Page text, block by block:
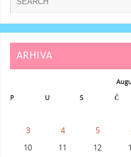
ARHIVA
P
U S Č
3
4 5
10
11 12